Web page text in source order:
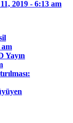
2019 - 6:13 am
am
Yayın